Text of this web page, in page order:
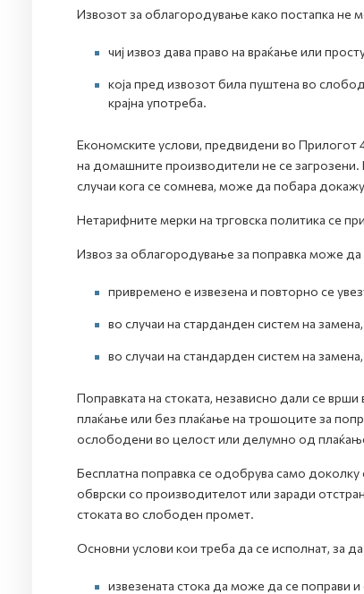
Извозот за облагородување како постапка
чиј извоз дава право на враќање или
која пред извозот била пуштена во
крајна употреба.
Економските услови, предвидени во Прилогот
на домашните производители не се
случаи кога се сомнева, може да побара
Нетарифните мерки на трговска политика се
Извоз за облагородување за поправка може да
привремено е извезена и повторно се
во случаи на старданден систем на
во случаи на стандарден систем на
Поправката на стоката, независно дали се
плаќање или без плаќање на трошоците за
ослободени во целост или делумно од
Бесплатна поправка се одобрува само
обврски со производителот или заради
стоката во слободен промет.
Основни услови кои треба да се исполнат, за
извезената стока да може да се поправи